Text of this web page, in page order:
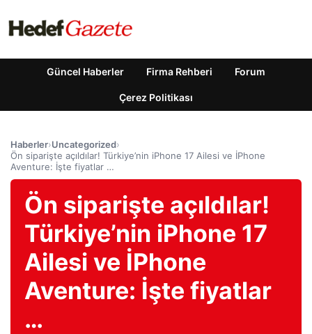
Güncel Haberler Firma Rehberi Forum
Çerez Politikası
Haberler›Uncategorized›
Ön siparişte açıldılar! Türkiye’nin iPhone 17 Ailesi ve İPhone
Aventure: İşte fiyatlar …
Ön siparişte açıldılar!
Türkiye’nin iPhone 17
Ailesi ve İPhone
Aventure: İşte fiyatlar
…